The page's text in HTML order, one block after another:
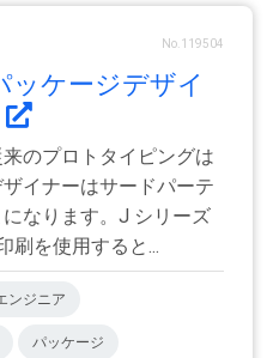
No.119504
ッケージデザイ
のプロトタイピングは
イナーはサードパーテ
なります。J シリーズ
刷を使用すると...
ンジニア
パッケージ